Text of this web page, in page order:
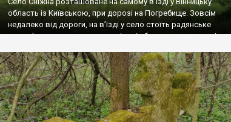
область із Київською, при дорозі на Погребище. Зовсім
недалеко від дороги, на в’їзді у село стоїть радянське
рельєфне пано, яке показує жінку і яблуню, а трохи далі,
дороги їх не видно, але видно дві стареньких колії у траві –
[…]